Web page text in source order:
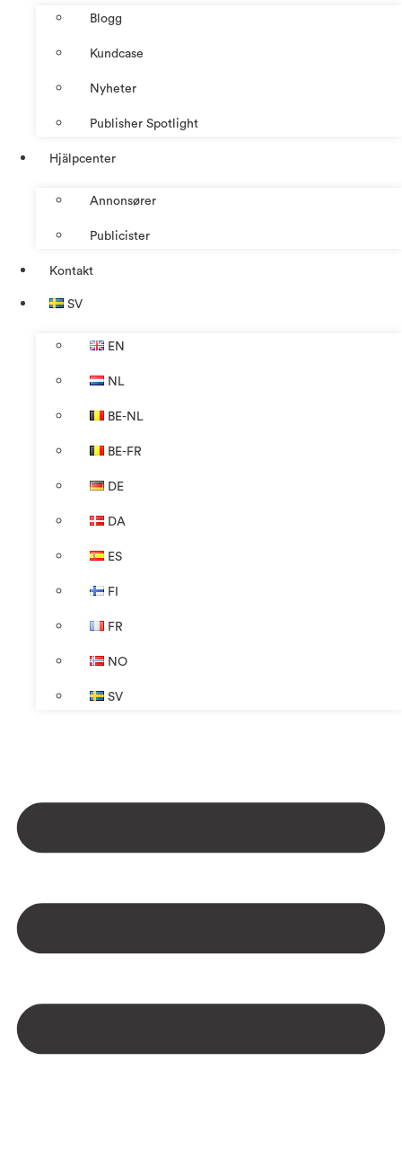
Blogg
Kundcase
Nyheter
Publisher Spotlight
Hjälpcenter
Annonsører
Publicister
Kontakt
SV
EN
NL
BE-NL
BE-FR
DE
DA
ES
FI
FR
NO
SV